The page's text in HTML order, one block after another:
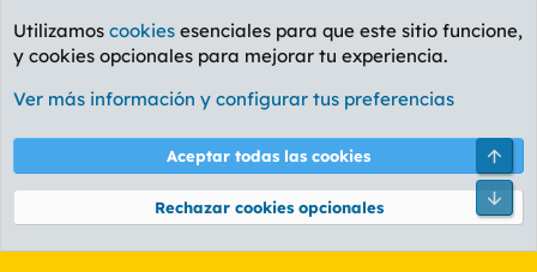
Foro General
Cookies
PL OLDSTYLE AMARILLO
Términos y reglas Política de privacidad Ayuda
Community platform by XenForo® © 2010-2026 XenForo Ltd.
Utilizamos cookies esenciales para que este sitio funcione,
y cookies opcionales para mejorar tu experiencia.
Ver más información y configurar tus preferencias
Aceptar todas las cookies
Rechazar cookies opcionales
Pie